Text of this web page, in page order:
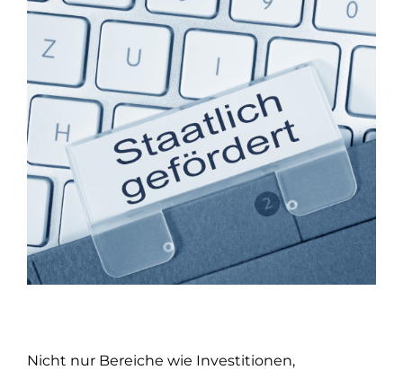
Nicht nur Bereiche wie Investitionen,